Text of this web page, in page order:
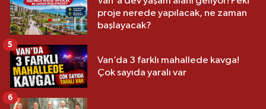
proje nerede yapılacak, ne zaman
başlayacak?
Van’da 3 farklı mahallede kavga!
Çok sayıda yaralı var
5
6